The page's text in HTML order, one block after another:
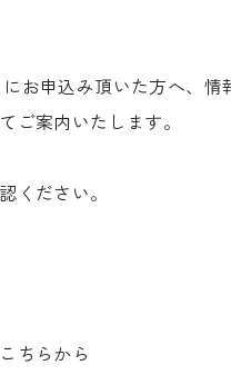
お申込み頂いた方へ、情
ご案内いたします。
ください。
ちらから